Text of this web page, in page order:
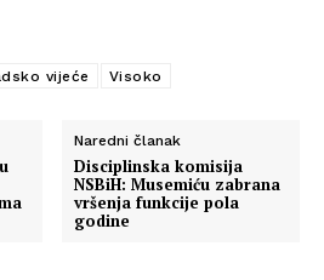
vijeće Visoko
Naredni članak
Disciplinska komisija
NSBiH: Musemiću zabrana
vršenja funkcije pola
godine